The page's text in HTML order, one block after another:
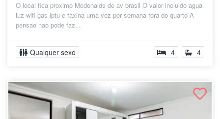
O local fica proximo Mcdonalds de av brasil O valor incluido agua
luz wifi gas iptu e faxina uma vez por semana fora do quarto A
pensao nao pode faz...
Qualquer sexo 4 4